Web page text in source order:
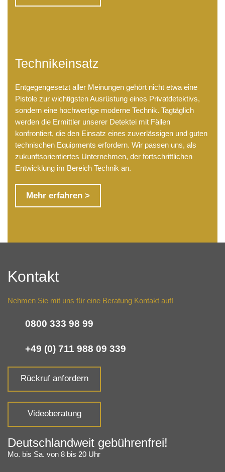
Technikeinsatz
Entgegengesetzt aller Meinungen gehört nicht etwa eine
Pistole zur wichtigsten Ausrüstung eines Privatdetektivs,
sondern eine hochwertige moderne Technik. Tagtäglich
werden die Ermittler unserer Detektei mit Fällen
konfrontiert, die den Einsatz eines zuverlässigen und guten
technischen Equipments erfordern. Wir passen uns, als
zukunftsorientiertes Unternehmen, der fortschrittlichen
Entwicklung im Bereich Technik an.
Mehr erfahren >
Kontakt
Nehmen Sie mit uns für eine Beratung Kontakt auf!
0800 333 98 99
+49 (0) 711 988 09 339
Rückruf anfordern
Videoberatung
Deutschlandweit gebührenfrei!
Mo. bis Sa. von 8 bis 20 Uhr